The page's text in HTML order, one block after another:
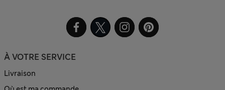
À VOTRE SERVICE
Livraison